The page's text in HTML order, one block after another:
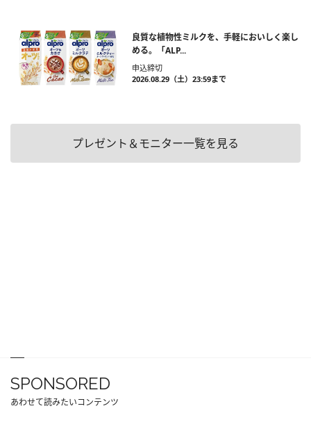
良質な植物性ミルクを、手軽においしく楽し
める。「ALP...
申込締切
2026.08.29（土）23:59まで
プレゼント＆モニター一覧を見る
SPONSORED
あわせて読みたいコンテンツ